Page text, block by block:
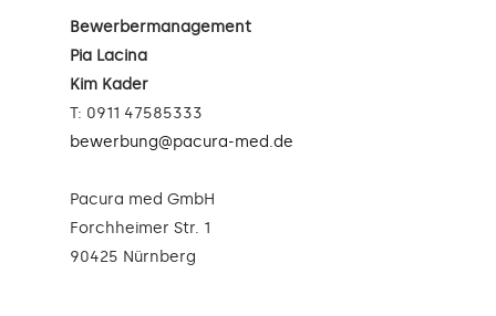
Bewerbermanagement
Pia Lacina
Kim Kader
T: 0911 47585333
bewerbung@pacura-med.de
Pacura med GmbH
Forchheimer Str. 1
90425 Nürnberg